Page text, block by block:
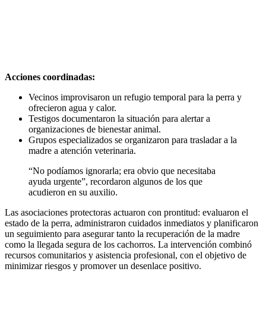
Acciones coordinadas:
Vecinos improvisaron un refugio temporal para la perra y
ofrecieron agua y calor.
Testigos documentaron la situación para alertar a
organizaciones de bienestar animal.
Grupos especializados se organizaron para trasladar a la
madre a atención veterinaria.
“No podíamos ignorarla; era obvio que necesitaba
ayuda urgente”, recordaron algunos de los que
acudieron en su auxilio.
Las asociaciones protectoras actuaron con prontitud: evaluaron el
estado de la perra, administraron cuidados inmediatos y planificaron
un seguimiento para asegurar tanto la recuperación de la madre
como la llegada segura de los cachorros. La intervención combinó
recursos comunitarios y asistencia profesional, con el objetivo de
minimizar riesgos y promover un desenlace positivo.